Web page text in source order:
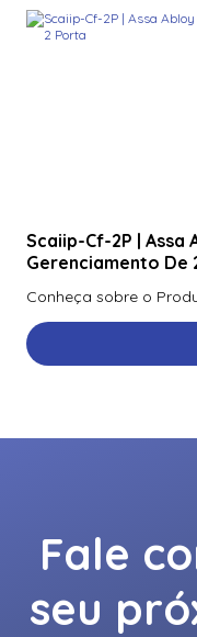
Scaiip-Cf-2P | Assa
Gerenciamento De
Conheça sobre o
Fale
seu